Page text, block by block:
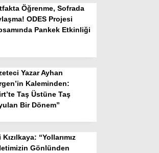
Öğrenme, Sofrada
ODES Projesi
Pankek Etkinliği
Yazar Ayhan
Kaleminden:
Taş Üstüne Taş
Bir Dönem”
Kızılkaya: “Yollarımız
Gönlünden